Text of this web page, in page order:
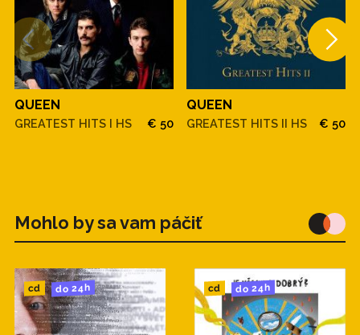
QUEEN
GREATEST HITS I HS € 50
QUEEN
GREATEST HITS II HS € 50
Mohlo by sa vam páčiť
cd do 24h cd do 24h